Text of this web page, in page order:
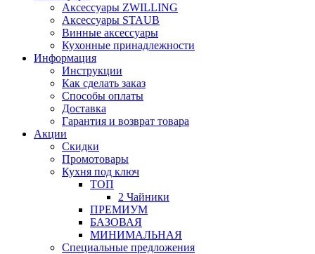
Аксессуары ZWILLING
Аксессуары STAUB
Винные аксессуары
Кухонные принадлежности
Информация
Инструкции
Как сделать заказ
Способы оплаты
Доставка
Гарантия и возврат товара
Акции
Скидки
Промотовары
Кухня под ключ
ТОП
2 Чайники
ПРЕМИУМ
БАЗОВАЯ
МИНИМАЛЬНАЯ
Специальные предложения